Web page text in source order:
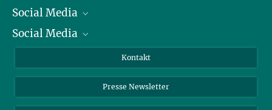
Präsident
Zahlen und Fakten
Meldestelle Fehlverhalten
Social Media
Bluesky
TikTok
Social Media
Instagram
YouTube
Kontakt
Presse Newsletter